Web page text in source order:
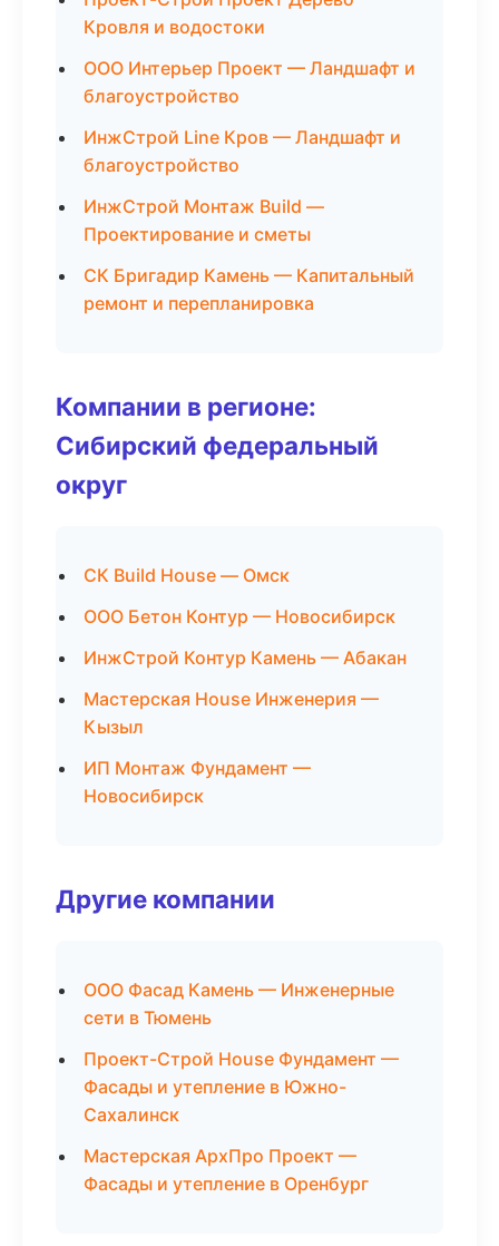
Кровля и водостоки
ООО Интерьер Проект — Ландшафт и
благоустройство
ИнжСтрой Line Кров — Ландшафт и
благоустройство
ИнжСтрой Монтаж Build —
Проектирование и сметы
СК Бригадир Камень — Капитальный
ремонт и перепланировка
Компании в регионе:
Сибирский федеральный
округ
СК Build House — Омск
ООО Бетон Контур — Новосибирск
ИнжСтрой Контур Камень — Абакан
Мастерская House Инженерия —
Кызыл
ИП Монтаж Фундамент —
Новосибирск
Другие компании
ООО Фасад Камень — Инженерные
сети в Тюмень
Проект-Строй House Фундамент —
Фасады и утепление в Южно-
Сахалинск
Мастерская АрхПро Проект —
Фасады и утепление в Оренбург